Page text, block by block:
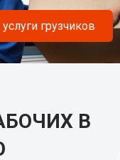
грузчиков
В